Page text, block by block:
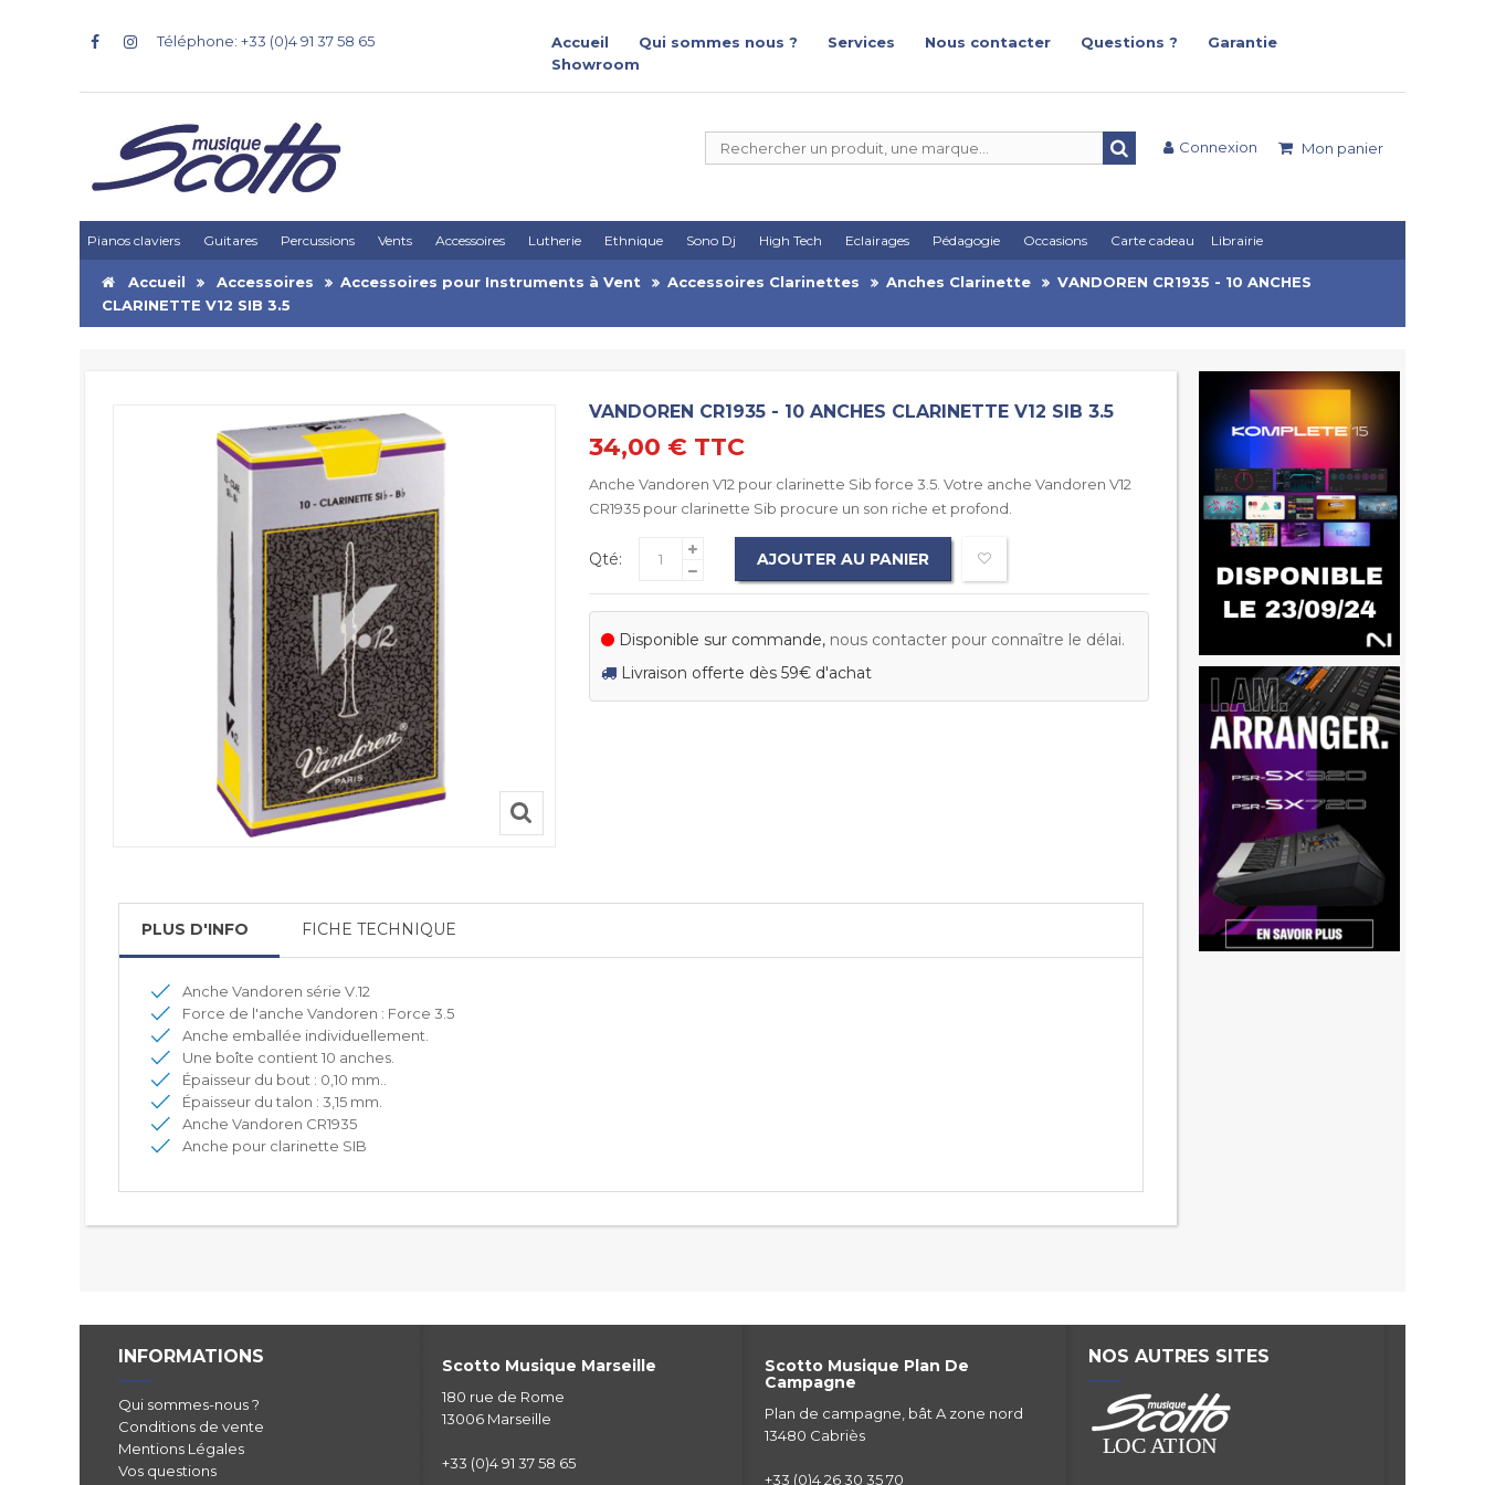
Téléphone: +33 (0)4 91 37 58 65 Accueil Qui sommes nous ? Services Nous contacter Questions ?
Garantie
Showroom
Mon panier
Connexion
Pianos claviers Guitares Percussions Vents Accessoires Lutherie Ethnique Sono Dj High Tech Eclairages Pédagogie Occasions Carte cadeau Librairie
Accueil Accessoires Accessoires pour Instruments à Vent Accessoires Clarinettes Anches Clarinette
VANDOREN CR1935 - 10 ANCHES
CLARINETTE V12 SIB 3.5
VANDOREN CR1935 - 10 ANCHES CLARINETTE V12 SIB 3.5
34,00 € TTC
Anche Vandoren V12 pour clarinette Sib force 3.5. Votre anche Vandoren V12
CR1935 pour clarinette Sib procure un son riche et profond.
Qté: AJOUTER AU PANIER
Disponible sur commande, nous contacter pour connaître le délai.
Livraison offerte dès 59€ d'achat
PLUS D'INFO FICHE TECHNIQUE
Anche Vandoren série V.12
Force de l'anche Vandoren : Force 3.5
Anche emballée individuellement.
Une boîte contient 10 anches.
Épaisseur du bout : 0,10 mm..
Épaisseur du talon : 3,15 mm.
Anche Vandoren CR1935
Anche pour clarinette SIB
INFORMATIONS
Qui sommes-nous ?
Conditions de vente
Mentions Légales
Vos questions
Scotto Musique Marseille
180 rue de Rome
13006 Marseille
+33 (0)4 91 37 58 65
Scotto Musique Plan De
Campagne
Plan de campagne, bât A zone nord
13480 Cabriès
+33 (0)4 26 30 35 70
NOS AUTRES SITES